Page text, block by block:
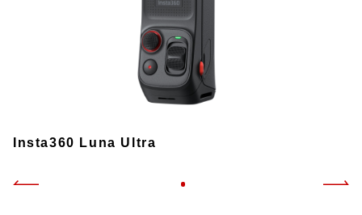
Insta360 Luna Ultra